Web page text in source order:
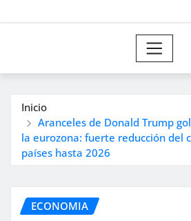
Inicio
Aranceles de Donald Trump
la eurozona: fuerte reducción del
países hasta 2026
ECONOMIA